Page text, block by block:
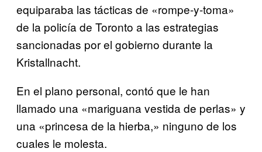
equiparaba las tácticas de «rompe-y-toma»
de la policía de Toronto a las estrategias
sancionadas por el gobierno durante la
Kristallnacht.
En el plano personal, contó que le han
llamado una «mariguana vestida de perlas» y
una «princesa de la hierba,» ninguno de los
cuales le molesta.